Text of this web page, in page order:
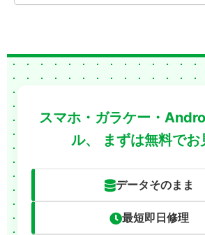
スマホ・ガラケー・
ル、
まずは無料でお
データそのまま
最短即日修理